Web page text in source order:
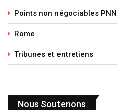
Points non négociables PNN
Rome
Tribunes et entretiens
Nous Soutenons